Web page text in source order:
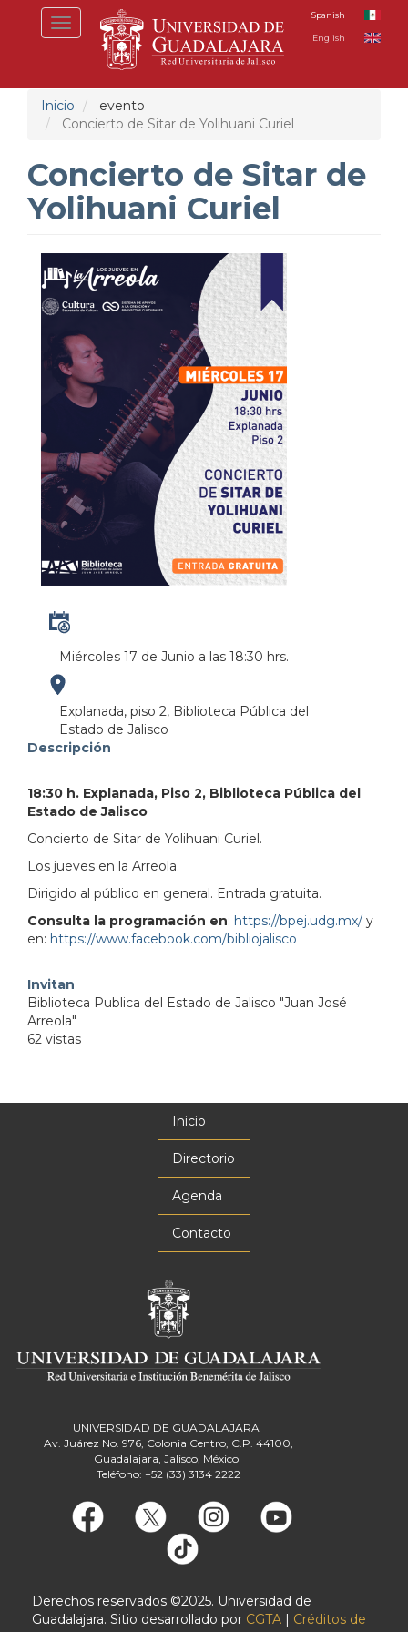
Toggle
navigation
Spanish
English
Inicio
evento
Concierto de Sitar de Yolihuani Curiel
Concierto de Sitar de
Yolihuani Curiel
Miércoles 17 de Junio a las 18:30 hrs.
Explanada, piso 2, Biblioteca Pública del
Estado de Jalisco
Descripción
18:30 h. Explanada, Piso 2, Biblioteca Pública del
Estado de Jalisco
Concierto de Sitar de Yolihuani Curiel.
Los jueves en la Arreola.
Dirigido al público en general. Entrada gratuita.
Consulta la programación en: https://bpej.udg.mx/ y
en: https://www.facebook.com/bibliojalisco
Invitan
Biblioteca Publica del Estado de Jalisco "Juan José
Arreola"
62 vistas
Inicio
Directorio
Agenda
Contacto
UNIVERSIDAD DE GUADALAJARA
Av. Juárez No. 976, Colonia Centro, C.P. 44100,
Guadalajara, Jalisco, México
Teléfono: +52 (33) 3134 2222
Derechos reservados ©2025. Universidad de
Guadalajara. Sitio desarrollado por CGTA | Créditos de